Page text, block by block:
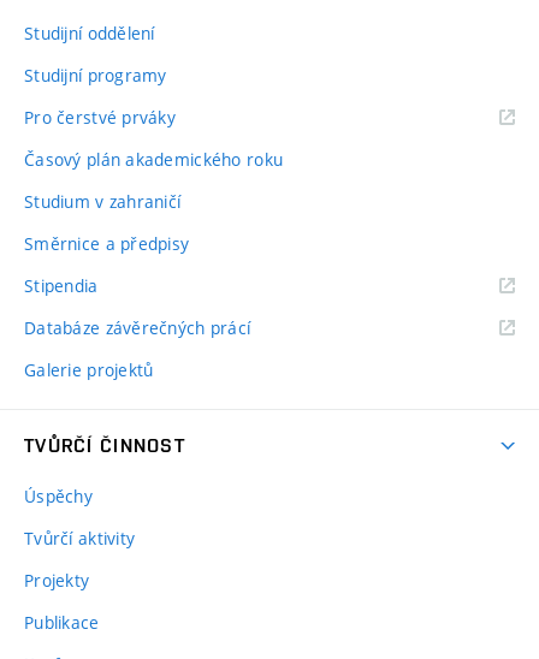
Studijní oddělení
Studijní programy
Pro čerstvé prváky
Časový plán akademického roku
Studium v zahraničí
Směrnice a předpisy
Stipendia
Databáze závěrečných prácí
Galerie projektů
TVŮRČÍ ČINNOST
Úspěchy
Tvůrčí aktivity
Projekty
Publikace